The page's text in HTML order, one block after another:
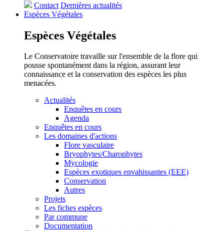
Contact Dernières actualités
Espèces Végétales
Espèces Végétales
Le Conservatoire travaille sur l'ensemble de la flore qui
pousse spontanément dans la région, assurant leur
connaissance et la conservation des espèces les plus
menacées.
Actualités
Enquêtes en cours
Agenda
Enquêtes en cours
Les domaines d'actions
Flore vasculaire
Bryophytes/Charophytes
Mycologie
Espèces exotiques envahissantes (EEE)
Conservation
Autres
Projets
Les fiches espèces
Par commune
Documentation